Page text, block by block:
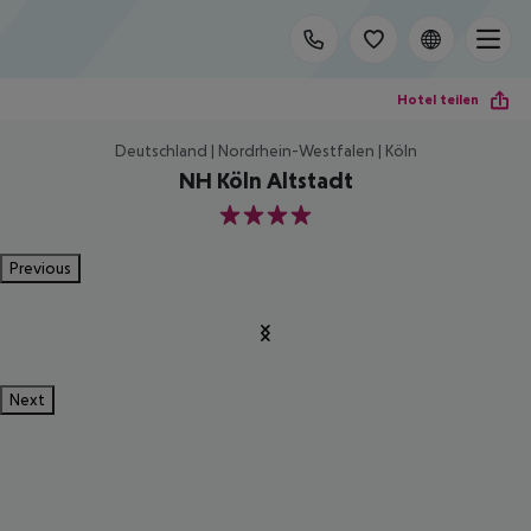
Hotel teilen
Deutschland | Nordrhein-Westfalen | Köln
NH Köln Altstadt
4
Previous
Next